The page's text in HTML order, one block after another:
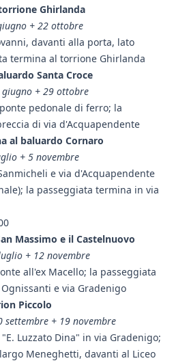
Ghirlanda
+ 22 ottobre
davanti alla porta, lato
termina al torrione Ghirlanda
Santa Croce
+ 29 ottobre
pedonale di ferro; la
di via d'Acquapendente
al baluardo Cornaro
+ 5 novembre
e via d'Acquapendente
la passeggiata termina in via
Massimo e il Castelnuovo
+ 12 novembre
all'ex Macello; la passeggiata
e via Gradenigo
Piccolo
+ 19 novembre
Luzzato Dina" in via Gradenigo;
Meneghetti, davanti al Liceo